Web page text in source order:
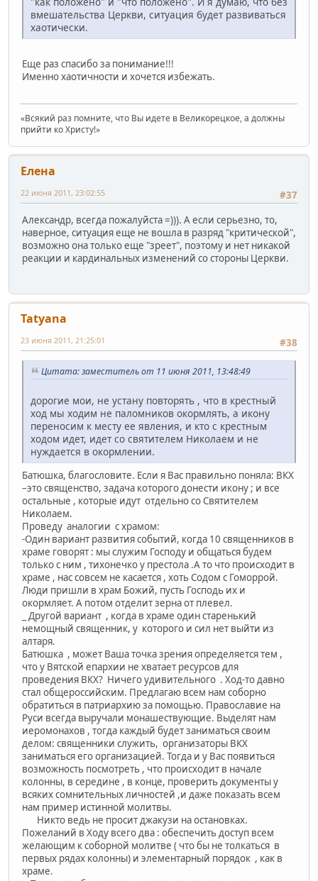
вмешательства Церкви, ситуация будет развиваться
хаотически.
Еще раз спасибо за понимание!!!
Именно хаотичности и хочется избежать.
«Всякий раз помните, что Вы идете в Великорецкое, а должны
прийти ко Христу!»
Елена
#37
22 июня 2011, 23:02:55
Александр, всегда пожалуйста =))). А если серьезно, то,
наверное, ситуация еще не вошла в разряд "критической",
возможно она только еще "зреет", поэтому и нет никакой
реакции и кардинальных изменений со стороны Церкви.
Tatyana
#38
23 июня 2011, 21:25:01
Цитата: заместитель от 11 июня 2011, 13:48:49
дорогие мои, не устану повторять , что в крестный
ход мы ходим не паломников окормлять, а икону
переносим к месту ее явления, и кто с крестным
ходом идет, идет со святителем Николаем и не
нуждается в окормлении.
Батюшка, благословите. Если я Вас правильно поняла: ВКХ
–это священство, задача которого донести икону ; и все
остальные , которые идут отдельно со Святителем
Николаем.
Проведу аналогии с храмом:
-Один вариант развития событий, когда 10 священников в
храме говорят : мы служим Господу и общаться будем
только с ним , тихонечко у престола .А то что происходит в
храме , нас совсем не касается , хоть Содом с Гоморрой.
Люди пришли в храм Божий, пусть Господь их и
окормляет. А потом отделит зерна от плевел.
_ Другой вариант , когда в храме один старенький
немощный священник, у которого и сил нет выйти из
алтаря.
Батюшка , может Ваша точка зрения определяется тем ,
что у Вятской епархии не хватает ресурсов для
проведения ВКХ? Ничего удивительного . Ход-то давно
стал общероссийским. Предлагаю всем нам соборно
обратиться в патриархию за помощью. Православие на
Руси всегда выручали монашествующие. Выделят нам
иеромонахов , тогда каждый будет заниматься своим
делом: священники служить, организаторы ВКХ
заниматься его организацией. Тогда и у Вас появиться
возможность посмотреть , что происходит в начале
колонны, в середине , в конце, проверить документы у
всяких сомнительных личностей ,и даже показать всем
нам пример истинной молитвы.
Никто ведь не просит джакузи на остановках.
Пожеланий в Ходу всего два : обеспечить доступ всем
желающим к соборной молитве ( что бы не толкаться в
первых рядах колонны) и элементарный порядок , как в
храме.